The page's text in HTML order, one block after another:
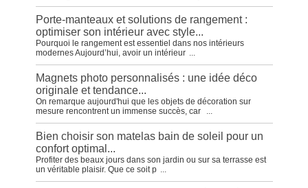
Porte-manteaux et solutions de rangement :
optimiser son intérieur avec style...
Pourquoi le rangement est essentiel dans nos intérieurs
modernes Aujourd’hui, avoir un intérieur ...
Magnets photo personnalisés : une idée déco
originale et tendance...
On remarque aujourd'hui que les objets de décoration sur
mesure rencontrent un immense succès, car
...
Bien choisir son matelas bain de soleil pour un
confort optimal...
Profiter des beaux jours dans son jardin ou sur sa terrasse est
un véritable plaisir. Que ce soit p ...